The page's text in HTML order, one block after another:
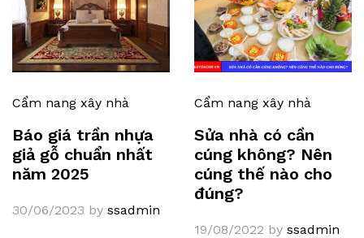
Cẩm nang xây nhà
Báo giá trần nhựa
giả gỗ chuẩn nhất
năm 2025
30/06/2023 by ssadmin
Cẩm nang xây nhà
Sửa nhà có cần
cúng không? Nên
cúng thế nào cho
đúng?
19/08/2022 by ssadmin